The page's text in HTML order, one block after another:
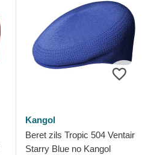
Kangol
Beret zils Tropic 504 Ventair
Starry Blue no Kangol